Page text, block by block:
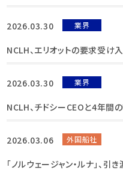
2026.03.30 業界
NCLH、エリオットの要求受け
2026.03.30 業界
NCLH、チドシーCEOと4年間
2026.03.06 外国船社
「ノルウェージャン・ルナ」、引